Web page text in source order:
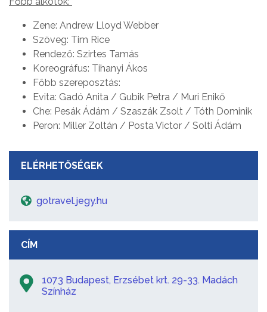
Zene: Andrew Lloyd Webber
Szöveg: Tim Rice
Rendező: Szirtes Tamás
Koreográfus: Tihanyi Ákos
Főbb szereposztás:
Evita: Gadó Anita / Gubik Petra / Muri Enikő
Che: Pesák Ádám / Szaszák Zsolt / Tóth Dominik
Peron: Miller Zoltán / Posta Victor / Solti Ádám
ELÉRHETŐSÉGEK
gotravel.jegy.hu
CÍM
1073 Budapest, Erzsébet krt. 29-33. Madách
Színház